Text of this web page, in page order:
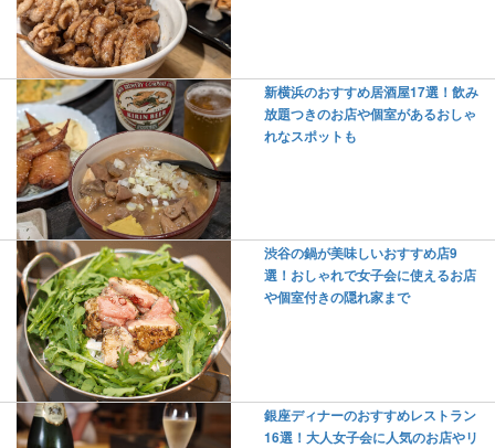
新横浜のおすすめ居酒屋17選！飲み
放題つきのお店や個室があるおしゃ
れなスポットも
渋谷の鍋が美味しいおすすめ店9
選！おしゃれで女子会に使えるお店
や個室付きの隠れ家まで
銀座ディナーのおすすめレストラン
16選！大人女子会に人気のお店やリ